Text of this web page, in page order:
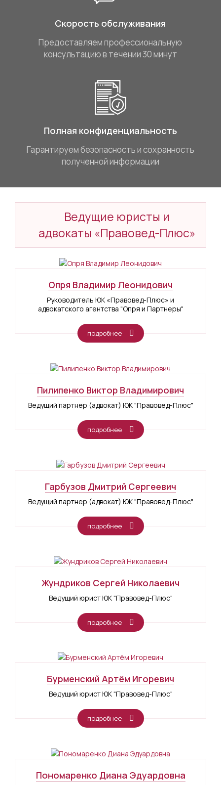
Скорость обслуживания
Предоставляем профессиональную
консультацию в течении 30 минут
Полная конфиденциальность
Гарантируем безопасность и сохранность
полученной информации
Ведущие юристы и
адвокаты «Правовед-Плюс»
Опря Владимир Леонидович
Руководитель ЮК «Правовед-Плюс» и
адвокатского агентства "Опря и Партнеры"
подробнее
Пилипенко Виктор Владимирович
Ведущий партнер (адвокат) ЮК "Правовед-Плюс"
подробнее
Гарбузов Дмитрий Сергеевич
Ведущий партнер (адвокат) ЮК "Правовед-Плюс"
подробнее
Жундриков Сергей Николаевич
Ведущий юрист ЮК "Правовед-Плюс"
подробнее
Бурменский Артём Игоревич
Ведущий юрист ЮК "Правовед-Плюс"
подробнее
Пономаренко Диана Эдуардовна